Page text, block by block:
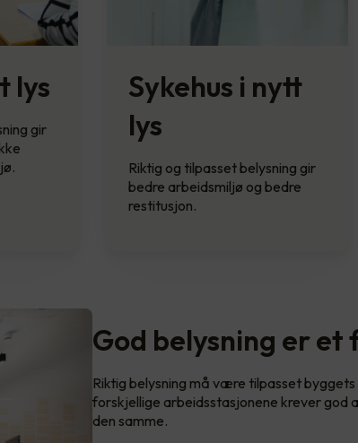
lys
gir
Sykehus i nytt
lys
Riktig og tilpasset belysning gir
bedre arbeidsmiljø og bedre
restitusjon.
God belysning er et
Riktig belysning må være tilpasset
forskjellige arbeidsstasjonene krever god
den samme.